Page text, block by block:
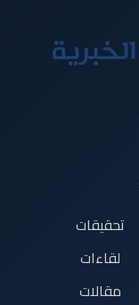
تحقيقات
لقاءات
مقالات